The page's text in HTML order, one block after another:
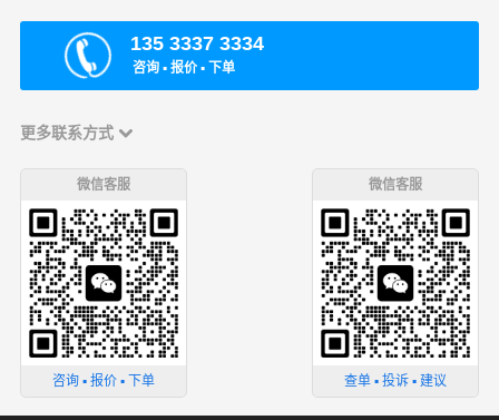
135 3337 3334
咨询 ▪ 报价 ▪ 下单
更多联系方式
微信客服
咨询 ▪ 报价 ▪ 下单
微信客服
查单 ▪ 投诉 ▪ 建议